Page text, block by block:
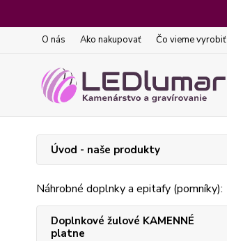
O nás Ako nakupovať Čo vieme vyrobiť
Úvod - naše produkty
Náhrobné doplnky a epitafy (pomníky):
Doplnkové žulové KAMENNÉ
platne